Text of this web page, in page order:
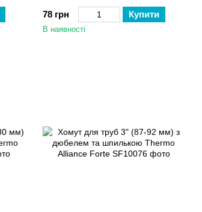
78 грн
Купити
В наявності